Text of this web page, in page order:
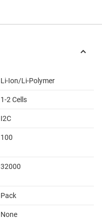
Li-Ion/Li-Polymer
1-2 Cells
I2C
100
32000
Pack
None